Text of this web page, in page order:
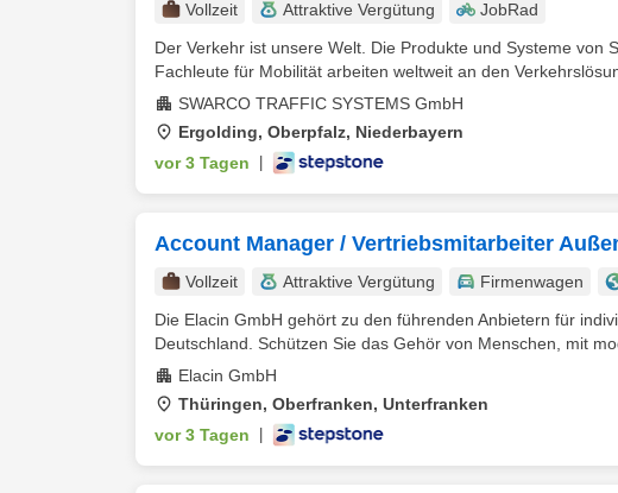
Vollzeit Attraktive Vergütung
JobRad
Der Verkehr ist unsere Welt. Die Produkte und Systeme von
Fachleute für Mobilität arbeiten weltweit an den
SWARCO TRAFFIC SYSTEMS GmbH
Ergolding, Oberpfalz, Niederbayern
vor 3 Tagen
Account Manager / Vertriebsmitarbeiter
Vollzeit Attraktive Vergütung Firmenwagen
Die Elacin GmbH gehört zu den führenden Anbietern für
Deutschland. Schützen Sie das Gehör von Menschen, mit
Elacin GmbH
Thüringen, Oberfranken, Unterfranken
vor 3 Tagen